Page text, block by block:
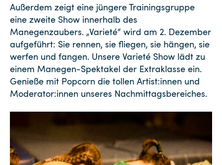
Außerdem zeigt eine jüngere Trainingsgruppe
eine zweite Show innerhalb des
Manegenzaubers. „Varieté“ wird am 2. Dezember
aufgeführt: Sie rennen, sie fliegen, sie hängen, sie
werfen und fangen. Unsere Varieté Show lädt zu
einem Manegen-Spektakel der Extraklasse ein.
Genieße mit Popcorn die tollen Artist:innen und
Moderator:innen unseres Nachmittagsbereiches.